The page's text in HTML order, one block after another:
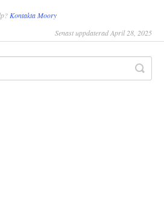
Kontakta Moory
Senast uppdaterad April 28, 2025